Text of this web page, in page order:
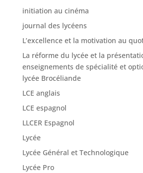
initiation au cinéma
journal des lycéens
L’excellence et la motivation au
La réforme du lycée et la
enseignements de spécialité et
lycée Brocéliande
LCE anglais
LCE espagnol
LLCER Espagnol
Lycée
Lycée Général et Technologique
Lycée Pro